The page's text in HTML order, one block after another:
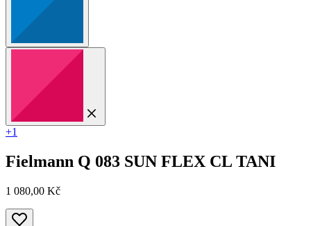
+1
Fielmann Q 083 SUN FLEX CL TANI
1 080,00 Kč